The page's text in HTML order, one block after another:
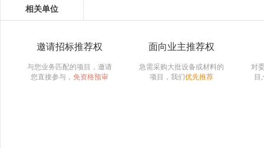
相关单位
邀请招标推荐权
与您业务匹配的项目，邀请
您直接参与， 免资格预审
面向业主推荐权
急需采购大批设备或材料的
项目，我们优先推荐
对
目